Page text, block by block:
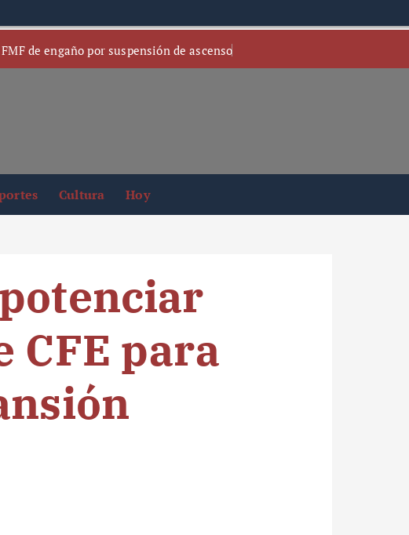
de engaño por suspensión de ascenso
Cultura Hoy
CFE para